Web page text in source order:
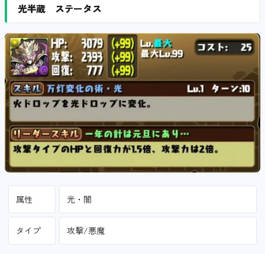
光半蔵 ステータス
属性 光・闇
タイプ 攻撃/悪魔